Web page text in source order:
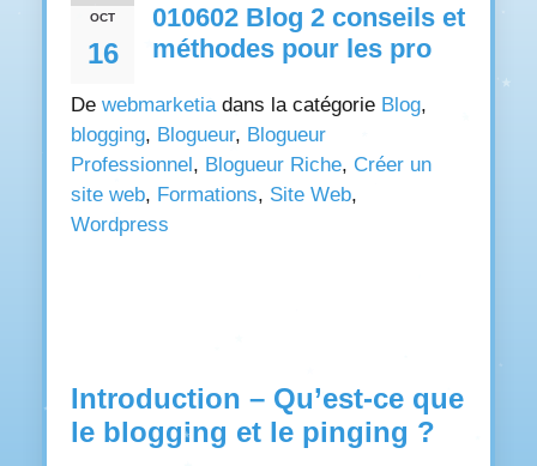
OCT
16
010602 Blog 2 conseils et
méthodes pour les pro
De webmarketiadans la catégorie Blog,
blogging, Blogueur, Blogueur
Professionnel, Blogueur Riche, Créer un
site web, Formations, Site Web,
Wordpress
Introduction – Qu’est-ce que
le blogging et le pinging ?